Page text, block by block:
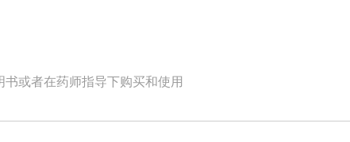
或者在药师指导下购买和使用